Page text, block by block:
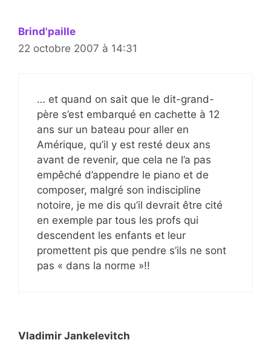
Brind'paille
22 octobre 2007 à 14:31
… et quand on sait que le dit-grand-
père s’est embarqué en cachette à 12
ans sur un bateau pour aller en
Amérique, qu’il y est resté deux ans
avant de revenir, que cela ne l’a pas
empêché d’appendre le piano et de
composer, malgré son indiscipline
notoire, je me dis qu’il devrait être cité
en exemple par tous les profs qui
descendent les enfants et leur
promettent pis que pendre s’ils ne sont
pas « dans la norme »!!
Vladimir Jankelevitch